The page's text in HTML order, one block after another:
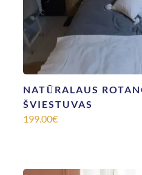
NATŪRALAUS
ŠVIESTUVAS
199.00€